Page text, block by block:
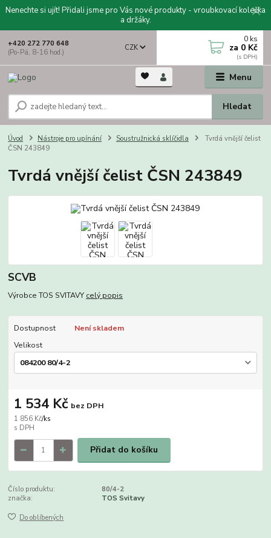
Nenechte si ujít! Přidali jsme pro Vás nové produkty - vroubkovací kolečka
a držáky.
Menu
CZK
Hledat
+420 272 770 648
(Po-Pá, 8-16 hod.)
0 ks
za 0 Kč
Úvod Nástroje pro upínání Soustružnická sklíčidla
Tvrdá vnější čelist
ČSN 243849
Tvrdá vnější čelist ČSN 243849
SCVB
Výrobce TOS SVITAVY celý popis
Dostupnost
Není skladem
Velikost
1 856 Kč/ks
1 534 Kč bez DPH
Přidat do košíku
Číslo produktu:
80/4-2
značka:
TOS Svitavy
Do oblíbených